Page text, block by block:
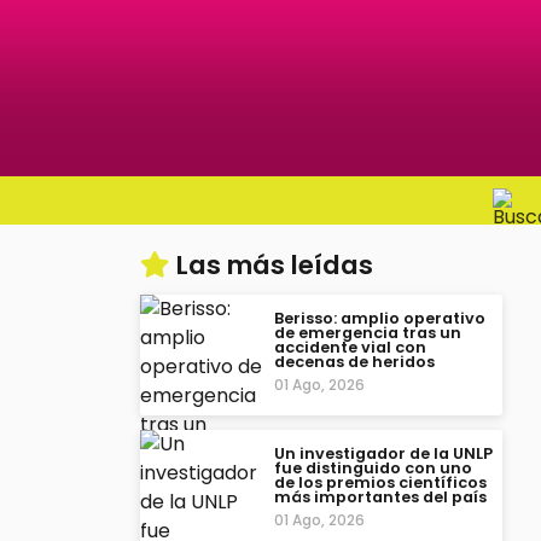
Las más leídas
Berisso: amplio operativo
de emergencia tras un
accidente vial con
decenas de heridos
01 Ago, 2026
Un investigador de la UNLP
fue distinguido con uno
de los premios científicos
más importantes del país
01 Ago, 2026